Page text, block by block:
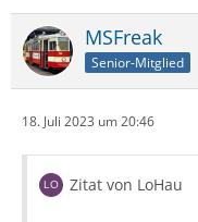
MSFreak
Senior-Mitglied
18. Juli 2023 um 20:46
Zitat von LoHau